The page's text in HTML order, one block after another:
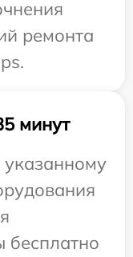
ремонта
минут
бесплатно